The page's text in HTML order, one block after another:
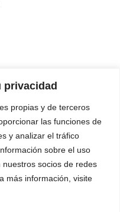
privacidad
propias y de terceros
las funciones de
y analizar el tráfico
sobre el uso
socios de redes
más información, visite
de laFEATF